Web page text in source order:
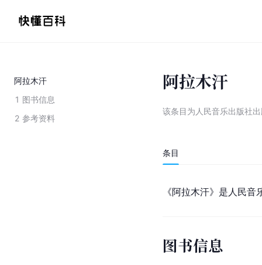
阿拉木汗
1 图书信息
2 参考资料
阿拉木汗
该条目为 人民音乐出版社
条目
《阿拉木汗》是人民
图书信息